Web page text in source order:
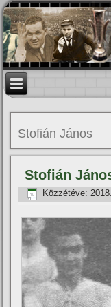
Stofián János
Stofián
Közzétéve: